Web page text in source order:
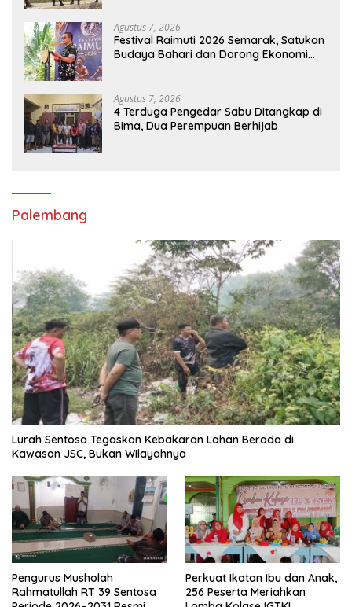
Agustus 7, 2026
Festival Raimuti 2026 Semarak, Satukan
Budaya Bahari dan Dorong Ekonomi
Agustus 7, 2026
4 Terduga Pengedar Sabu Ditangkap di
Bima, Dua Perempuan Berhijab
Palembang
Lurah Sentosa Tegaskan Kebakaran Lahan Berada di
Kawasan JSC, Bukan Wilayahnya
Pengurus Musholah
Rahmatullah RT 39 Sentosa
Perkuat Ikatan Ibu dan Anak,
256 Peserta Meriahkan